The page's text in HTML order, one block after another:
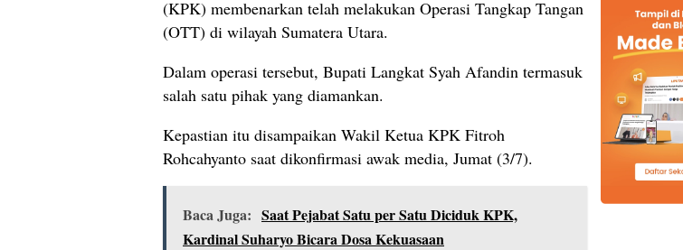
(KPK) membenarkan telah melakukan Operasi Tangkap Tangan
(OTT) di wilayah Sumatera Utara.
Dalam operasi tersebut, Bupati Langkat Syah Afandin termasuk
salah satu pihak yang diamankan.
Kepastian itu disampaikan Wakil Ketua KPK Fitroh
Rohcahyanto saat dikonfirmasi awak media, Jumat (3/7).
Baca Juga: Saat Pejabat Satu per Satu Diciduk KPK,
Kardinal Suharyo Bicara Dosa Kekuasaan